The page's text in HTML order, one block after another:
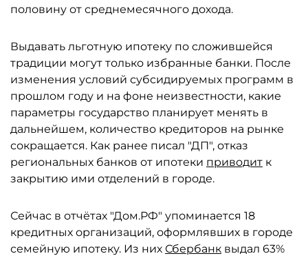
половину от среднемесячного дохода.
Выдавать льготную ипотеку по сложившейся
традиции могут только избранные банки. После
изменения условий субсидируемых программ в
прошлом году и на фоне неизвестности, какие
параметры государство планирует менять в
дальнейшем, количество кредиторов на рынке
сокращается. Как ранее писал "ДП", отказ
региональных банков от ипотеки приводит к
закрытию ими отделений в городе.
Сейчас в отчётах "Дом.РФ" упоминается 18
кредитных организаций, оформлявших в городе
семейную ипотеку. Из них Сбербанк выдал 63%